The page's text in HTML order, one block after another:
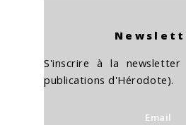
S'inscrire à la newsletter
publications d'Hérodote).
Email